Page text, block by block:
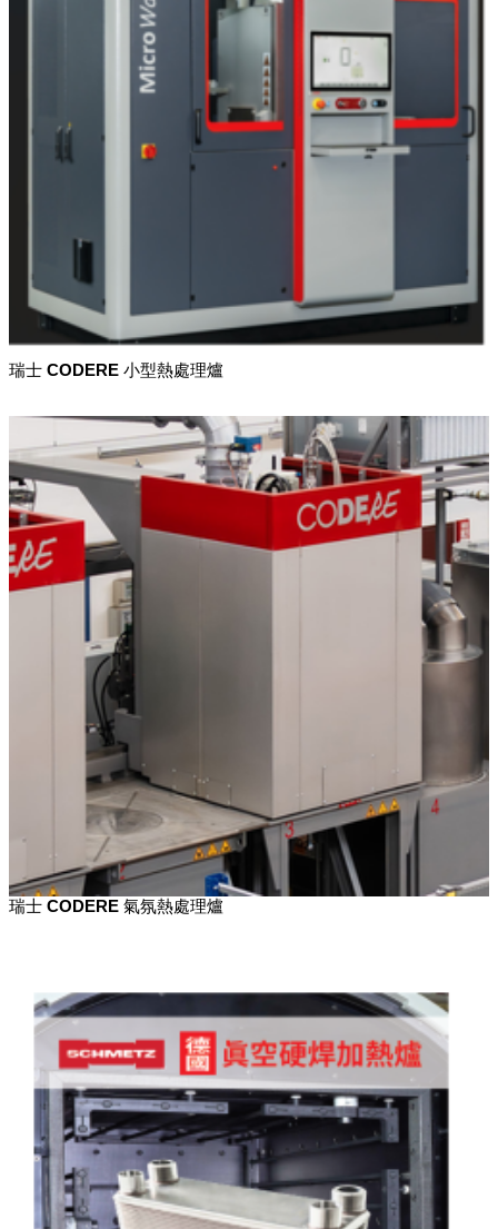
瑞士 CODERE 小型熱處理爐
瑞士 CODERE 氣氛熱處理爐